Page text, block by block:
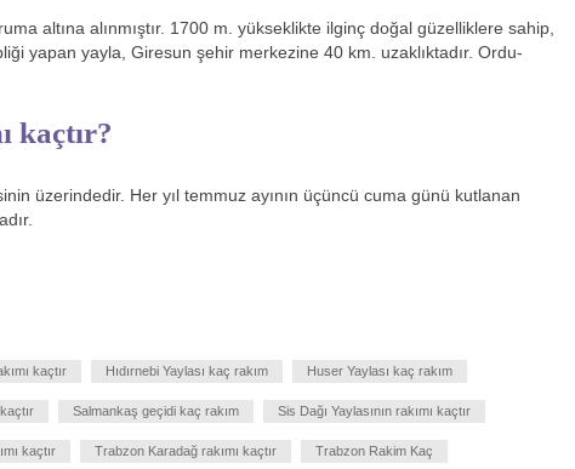
altına alınmıştır. 1700 m. yükseklikte ilginç doğal güzelliklere sahip,
yapan yayla, Giresun şehir merkezine 40 km. uzaklıktadır. Ordu-
kaçtır?
üzerindedir. Her yıl temmuz ayının üçüncü cuma günü kutlanan
kaçtır Hıdırnebi Yaylası kaç rakım Huser Yaylası kaç rakım
Salmankaş geçidi kaç rakım Sis Dağı Yaylasının rakımı kaçtır
kaçtır Trabzon Karadağ rakımı kaçtır Trabzon Rakim Kaç